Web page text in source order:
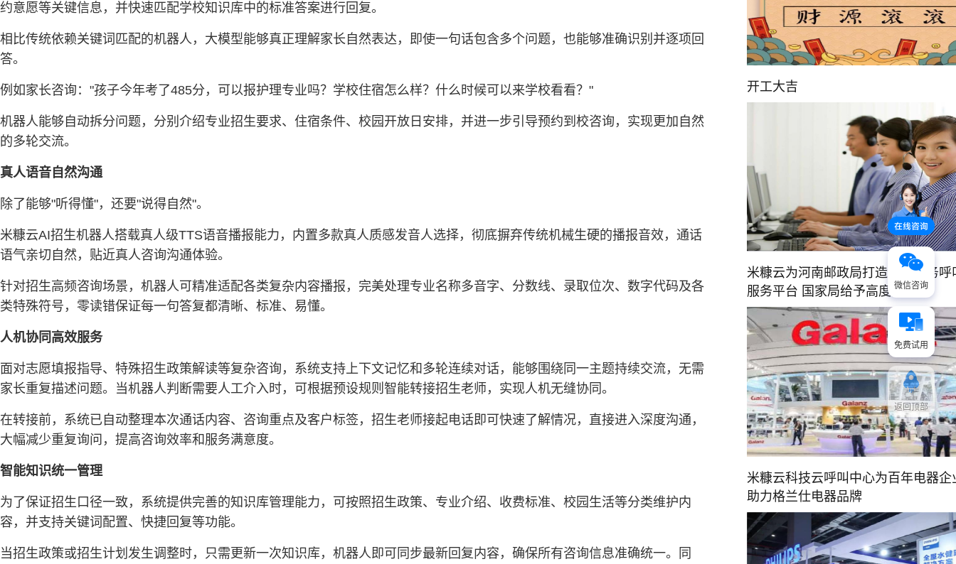
约意愿等关键信息，并快速匹配学校知识库中的标准答案进行回复。
相比传统依赖关键词匹配的机器人，大模型能够真正理解家长自然表达，即使一句话包含多个问题，也能够准确识别并逐项回
答。
例如家长咨询："孩子今年考了485分，可以报护理专业吗？学校住宿怎么样？什么时候可以来学校看看？"
机器人能够自动拆分问题，分别介绍专业招生要求、住宿条件、校园开放日安排，并进一步引导预约到校咨询，实现更加自然
的多轮交流。
真人语音自然沟通
除了能够"听得懂"，还要"说得自然"。
米糠云AI招生机器人搭载真人级TTS语音播报能力，内置多款真人质感发音人选择，彻底摒弃传统机械生硬的播报音效，通话
语气亲切自然，贴近真人咨询沟通体验。
针对招生高频咨询场景，机器人可精准适配各类复杂内容播报，完美处理专业名称多音字、分数线、录取位次、数字代码及各
类特殊符号，零读错保证每一句答复都清晰、标准、易懂。
人机协同高效服务
面对志愿填报指导、特殊招生政策解读等复杂咨询，系统支持上下文记忆和多轮连续对话，能够围绕同一主题持续交流，无需
家长重复描述问题。当机器人判断需要人工介入时，可根据预设规则智能转接招生老师，实现人机无缝协同。
在转接前，系统已自动整理本次通话内容、咨询重点及客户标签，招生老师接起电话即可快速了解情况，直接进入深度沟通，
大幅减少重复询问，提高咨询效率和服务满意度。
智能知识统一管理
为了保证招生口径一致，系统提供完善的知识库管理能力，可按照招生政策、专业介绍、收费标准、校园生活等分类维护内
容，并支持关键词配置、快捷回复等功能。
当招生政策或招生计划发生调整时，只需更新一次知识库，机器人即可同步最新回复内容，确保所有咨询信息准确统一。同
开工大吉
米糠云为河南邮政局打造智慧政务呼
服务平台 国家局给予高度的肯定
米糠云科技云呼叫中心为百年电器企
助力格兰仕电器品牌
微信咨询
免费试用
返回顶部